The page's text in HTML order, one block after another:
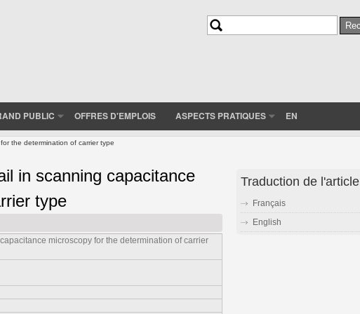
Rechercher
PUBLIC OFFRES D'EMPLOIS ASPECTS PRATIQUES EN
the determination of carrier type
in scanning capacitance
type
microscopy for the determination of carrier
Traduction de l'article
Français
English